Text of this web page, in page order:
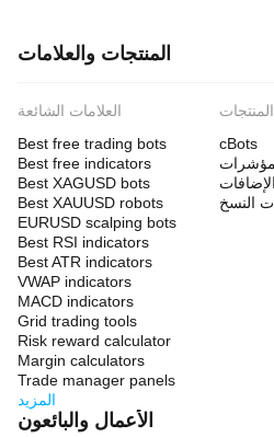
المنتجات والعلامات
العلامات الشائعة
Best free trading bots
Best free indicators
Best XAGUSD bots
Best XAUUSD robots
EURUSD scalping bots
Best RSI indicators
Best ATR indicators
VWAP indicators
MACD indicators
Grid trading tools
Risk reward calculator
Margin calculators
Trade manager panels
المزيد
المنتجات
cBots
الإضافات
النسخ
الأعمال والبائعون